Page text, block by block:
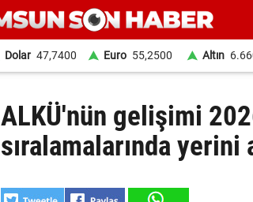
Dolar 47,7400 Euro 55,2500 Altın
ALKÜ'nün gelişimi
sıralamalarında yerini